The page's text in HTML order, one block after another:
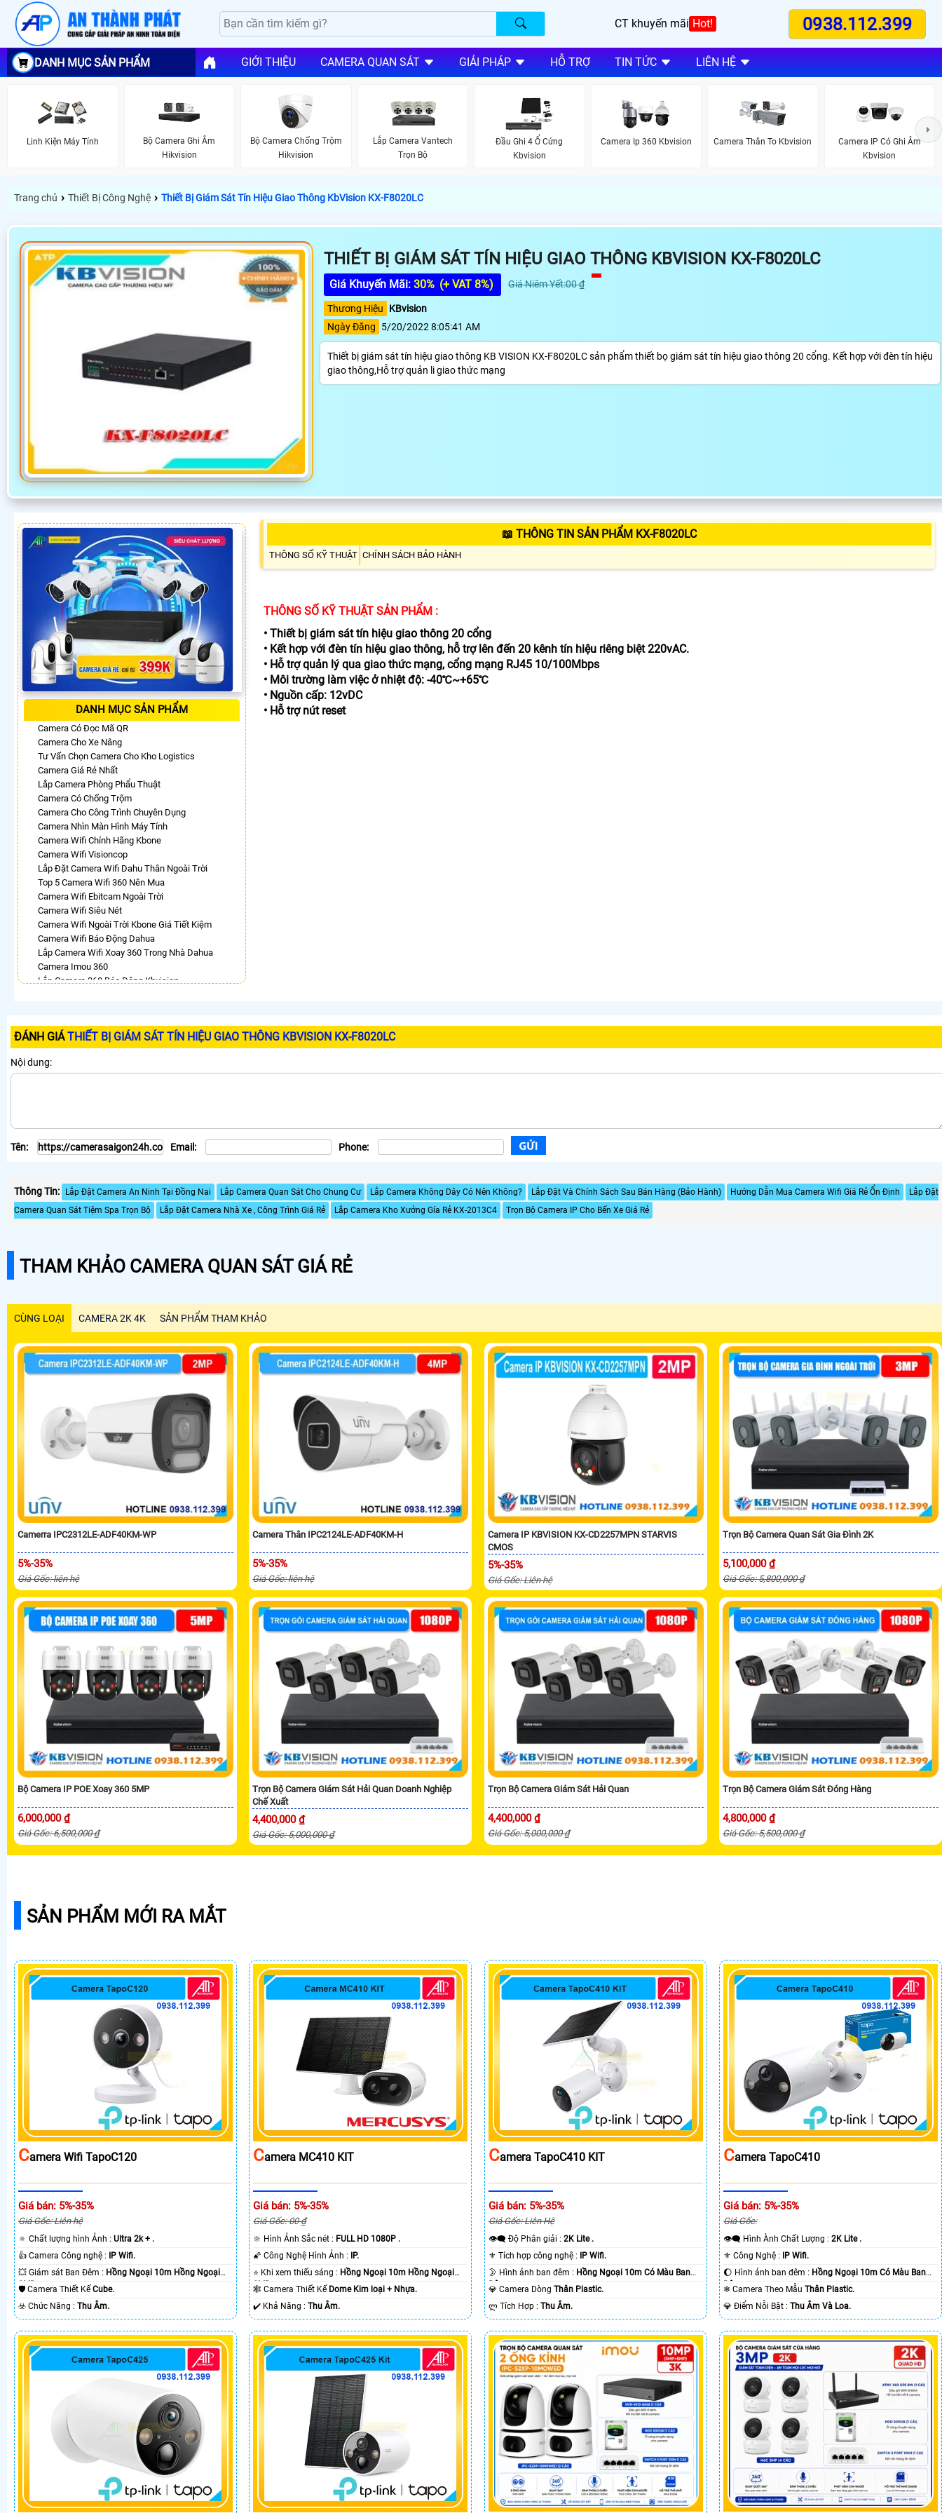
CT khuyến mãi Hot! 0938.112.399
DANH MỤC SẢN PHẨM GIỚI THIỆU CAMERA QUAN SÁT GIẢI PHÁP HỖ TRỢ TIN TỨC LIÊN HỆ
Linh Kiện Máy Tính
Bộ Camera Ghi Âm
Hikvision
Bộ Camera Chống Trộm
Hikvision
Lắp Camera Vantech
Trọn Bộ
Đầu Ghi 4 Ổ Cứng
Kbvision
Camera Ip 360 Kbvision Camera Thân To Kbvision
Camera IP Có Ghi Âm
Kbvision
Trang chủ › Thiết Bị Công Nghệ › Thiết Bị Giám Sát Tín Hiệu Giao Thông KbVision KX-F8020LC
THIẾT BỊ GIÁM SÁT TÍN HIỆU GIAO THÔNG KBVISION KX-F8020LC
Giá Khuyến Mãi: 30% (+ VAT 8%) Giá Niêm Yết:00 ₫
Thương Hiệu
KBvision
Ngày Đăng
5/20/2022 8:05:41 AM
Thiết bị giám sát tín hiệu giao thông KB VISION KX-F8020LC sản phẩm thiết bọ giám sát tín hiệu giao thông 20 cổng. Kết hợp với đèn tín hiệu
giao thông,Hỗ trợ quản li giao thức mạng
DANH MỤC SẢN PHẨM
Camera Có Đọc Mã QR
Camera Cho Xe Nâng
Tư Vấn Chọn Camera Cho Kho Logistics
Camera Giá Rẻ Nhất
Lắp Camera Phòng Phẩu Thuật
Camera Có Chống Trộm
Camera Cho Công Trình Chuyên Dụng
Camera Nhìn Màn Hình Máy Tính
Camera Wifi Chính Hãng Kbone
Camera Wifi Visioncop
Lắp Đặt Camera Wifi Dahu Thân Ngoài Trời
Top 5 Camera Wifi 360 Nên Mua
Camera Wifi Ebitcam Ngoài Trời
Camera Wifi Siêu Nét
Camera Wifi Ngoài Trời Kbone Giá Tiết Kiệm
Camera Wifi Báo Động Dahua
Lắp Camera Wifi Xoay 360 Trong Nhà Dahua
Camera Imou 360
Lắp Camera 360 Báo Động Kbvision
Camera Xoay 360 Hikvision
Lắp Camera Wifi Giá Rẻ Chính Hãng
📖 THÔNG TIN SẢN PHẨM KX-F8020LC
THÔNG SỐ KỸ THUẬT CHÍNH SÁCH BẢO HÀNH
THÔNG SỐ KỸ THUẬT SẢN PHẨM :
• Thiết bị giám sát tín hiệu giao thông 20 cổng
• Kết hợp với đèn tín hiệu giao thông, hỗ trợ lên đến 20 kênh tín hiệu riêng biệt 220vAC.
• Hỗ trợ quản lý qua giao thức mạng, cổng mạng RJ45 10/100Mbps
• Môi trường làm việc ở nhiệt độ: -40℃~+65℃
• Nguồn cấp: 12vDC
• Hỗ trợ nút reset
ĐÁNH GIÁTHIẾT BỊ GIÁM SÁT TÍN HIỆU GIAO THÔNG KBVISION KX-F8020LC
Nội dung:
Tên: Email: Phone:
Thông Tin: Lắp Đặt Camera An Ninh Tại Đồng Nai Lắp Camera Quan Sát Cho Chung Cư Lắp Camera Không Dây Có Nên Không? Lắp Đặt Và Chính Sách Sau Bán Hàng (Bảo Hành) Hướng Dẫn Mua Camera Wifi Giá Rẻ Ổn Định
Lắp Đặt
Camera Quan Sát Tiệm Spa Trọn Bộ
Lắp Đặt Camera Nhà Xe , Công Trình Giá Rẻ Lắp Camera Kho Xưởng Gía Rẻ KX-2013C4 Trọn Bộ Camera IP Cho Bến Xe Giá Rẻ
THAM KHẢO CAMERA QUAN SÁT GIÁ RẺ
CÙNG LOẠI CAMERA 2K 4K SẢN PHẨM THAM KHẢO
Camerra IPC2312LE-ADF40KM-WP
5%-35%
Giá Gốc: liên hệ
Camera Thân IPC2124LE-ADF40KM-H
5%-35%
Giá Gốc: liên hệ
Camera IP KBVISION KX-CD2257MPN STARVIS
CMOS
5%-35%
Giá Gốc: Liên hệ
Trọn Bộ Camera Quan Sát Gia Đình 2K
5,100,000 ₫
Giá Gốc: 5,800,000 ₫
Bộ Camera IP POE Xoay 360 5MP
6,000,000 ₫
Giá Gốc: 6,500,000 ₫
Trọn Bộ Camera Giám Sát Hải Quan Doanh Nghiệp
Chế Xuất
4,400,000 ₫
Giá Gốc: 5,000,000 ₫
Trọn Bộ Camera Giám Sát Hải Quan
4,400,000 ₫
Giá Gốc: 5,000,000 ₫
Trọn Bộ Camera Giám Sát Đóng Hàng
4,800,000 ₫
Giá Gốc: 5,500,000 ₫
SẢN PHẨM MỚI RA MẮT
CAmera Wifi TapoC120
Giá bán: 5%-35%
Giá Gốc: Liên hệ
🔅 Chất lượng hình Ảnh : Ultra 2k + .
👍 Camera Công nghệ : IP Wifi.
💥 Giám sát Ban Đêm : Hồng Ngoại 10m Hồng Ngoại
SMD.🛡 Camera Thiết KếCube.
️☣️ Chức Năng : Thu Âm.
CAmera MC410 KIT
Giá bán: 5%-35%
Giá Gốc: 00 ₫
🔆 Hình Ảnh Sắc nét : FULL HD 1080P .
🌠 Công Nghệ Hình Ảnh : IP.
⭐ Khi xem thiếu sáng : Hồng Ngoại 10m Hồng Ngoại
SMD.🕸️ Camera Thiết Kế Dome Kim loại + Nhựa.
️✔️ Khả Năng :Thu Âm.
CAmera TapoC410 KIT
Giá bán: 5%-35%
Giá Gốc: Liên Hệ
👁️‍🗨 Độ Phân giải : 2K Lite .
⚜️ Tích hợp công nghệ : IP Wifi.
🌛 Hình ảnh ban đêm : Hồng Ngoại 10m Có Màu Ban
Ðêm.💎 Camera Dòng Thân Plastic.
️ლ Tích Hợp : Thu Âm.
CAmera TapoC410
Giá bán: 5%-35%
Giá Gốc:
👁️‍🗨 Hình Ành Chất Lượng :2K Lite .
⚜️ Công Nghệ : IP Wifi.
🌔 Hình ảnh ban đêm : Hồng Ngoại 10m Có Màu Ban
Ðêm.❄ Camera Theo MẫuThân Plastic.
️💎 Điểm Nỗi Bật :Thu Âm Và Loa.